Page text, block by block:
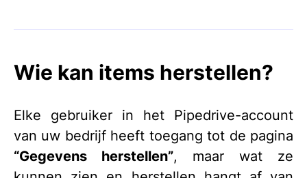
Wie kan items herstellen?
Elke gebruiker in het Pipedrive-account
van uw bedrijf heeft toegang tot de pagina
“Gegevens herstellen”, maar wat ze